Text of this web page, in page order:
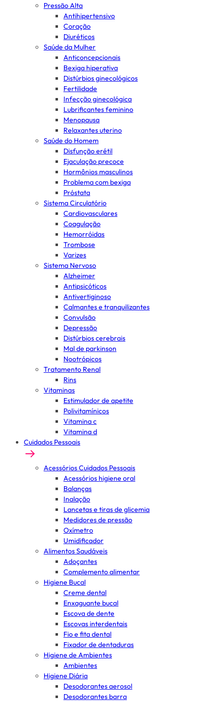
Pressão Alta
Antihipertensivo
Coração
Diuréticos
Saúde da Mulher
Anticoncepcionais
Bexiga hiperativa
Distúrbios ginecológicos
Fertilidade
Infecção ginecológica
Lubrificantes feminino
Menopausa
Relaxantes uterino
Saúde do Homem
Disfunção erétil
Ejaculação precoce
Hormônios masculinos
Problema com bexiga
Próstata
Sistema Circulatório
Cardiovasculares
Coagulação
Hemorróidas
Trombose
Varizes
Sistema Nervoso
Alzheimer
Antipsicóticos
Antivertiginoso
Calmantes e tranquilizantes
Convulsão
Depressão
Distúrbios cerebrais
Mal de parkinson
Nootrópicos
Tratamento Renal
Rins
Vitaminas
Estimulador de apetite
Polivitamínicos
Vitamina c
Vitamina d
Cuidados Pessoais
Acessórios Cuidados Pessoais
Acessórios higiene oral
Balanças
Inalação
Lancetas e tiras de glicemia
Medidores de pressão
Oxímetro
Umidificador
Alimentos Saudáveis
Adoçantes
Complemento alimentar
Higiene Bucal
Creme dental
Enxaguante bucal
Escova de dente
Escovas interdentais
Fio e fita dental
Fixador de dentaduras
Higiene de Ambientes
Ambientes
Higiene Diária
Desodorantes aerosol
Desodorantes barra